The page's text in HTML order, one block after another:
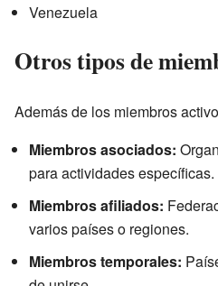
Venezuela
Otros tipos de
Además de los miembros
Miembros asociados:
para actividades específicas.
Miembros afiliados:
varios países o regiones.
Miembros temporales: